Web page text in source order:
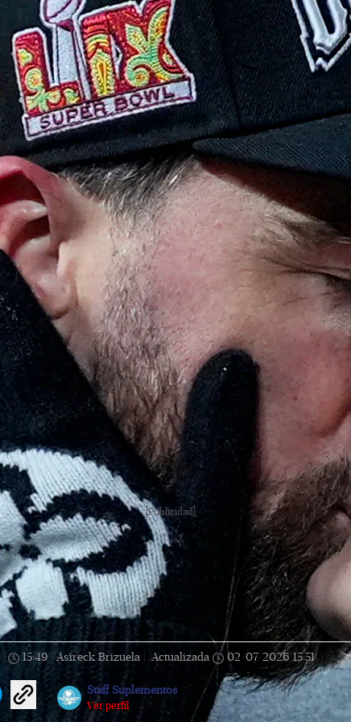
[Publicidad]
15:49 | Asireck Brizuela | Actualizada 02/07/2026 15:51
Staff Suplementos
Ver perfil